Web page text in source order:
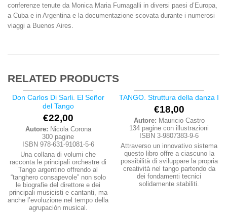
conferenze tenute da Monica Maria Fumagalli in diversi paesi d’Europa,
a Cuba e in Argentina e la documentazione scovata durante i numerosi
viaggi a Buenos Aires.
RELATED PRODUCTS
Don Carlos Di Sarli. El Señor
del Tango
€22,00
Autore: Nicola Corona
300 pagine
ISBN 978-631-91081-5-6
Una collana di volumi che
racconta le principali orchestre di
Tango argentino offrendo al
“tanghero consapevole” non solo
le biografie del direttore e dei
principali musicisti e cantanti, ma
anche l’evoluzione nel tempo della
agrupación musical.
TANGO. Struttura della danza I
€18,00
Autore: Mauricio Castro
134 pagine con illustrazioni
ISBN 3-9807383-9-6
Attraverso un innovativo sistema
questo libro offre a ciascuno la
possibilità di sviluppare la propria
creatività nel tango partendo da
dei fondamenti tecnici
solidamente stabiliti.